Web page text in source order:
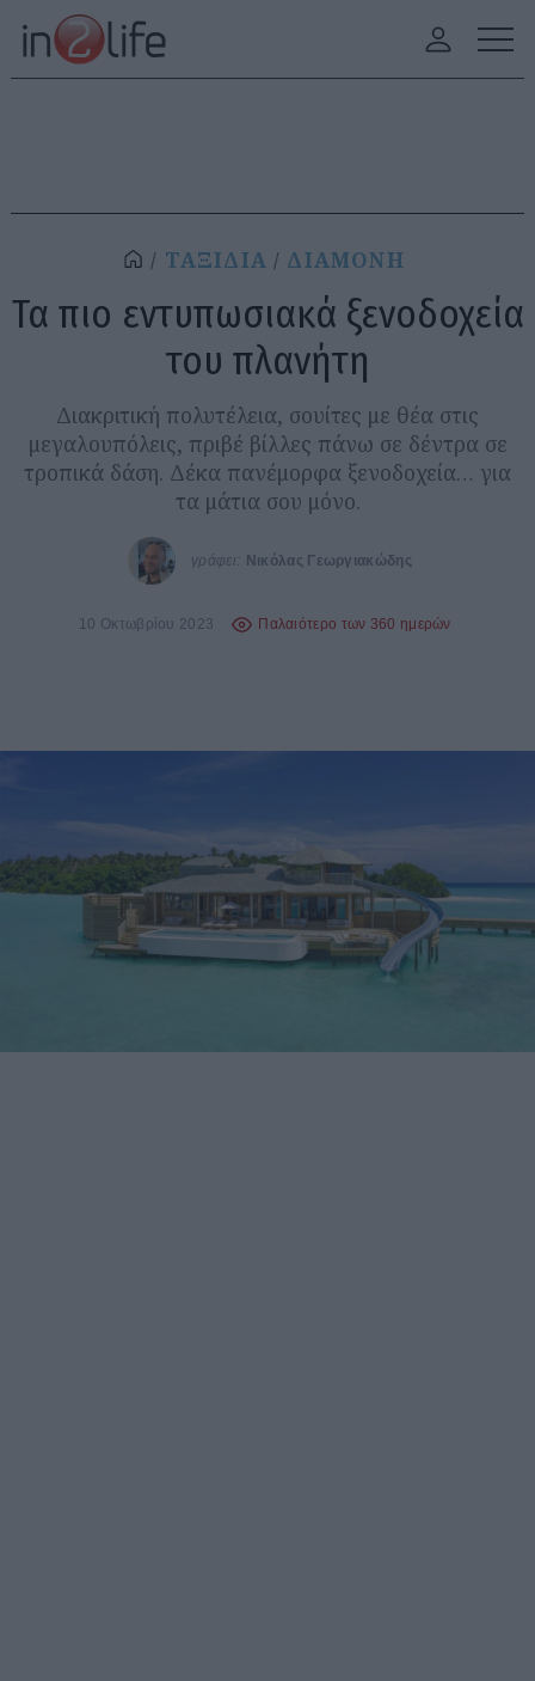
ΤΑΞΙΔΙΑ ΔΙΑΜΟΝΗ
Τα πιο εντυπωσιακά ξενοδοχεία
του πλανήτη
Διακριτική πολυτέλεια, σουίτες με θέα στις
μεγαλουπόλεις, πριβέ βίλλες πάνω σε δέντρα σε
τροπικά δάση. Δέκα πανέμορφα ξενοδοχεία… για
τα μάτια σου μόνο.
γράφει: Νικόλας Γεωργιακώδης
10 Οκτωβρίου 2023 Παλαιότερο των 360 ημερών